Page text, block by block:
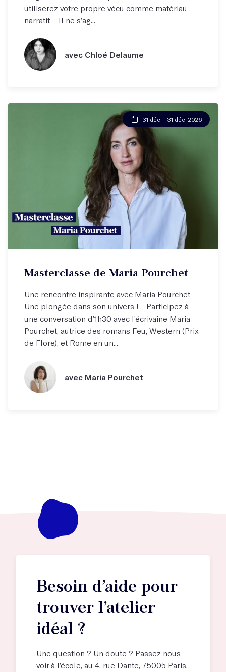
utiliserez votre propre vécu comme matériau
narratif. - Il ne s’ag...
avec Chloé Delaume
31 déc. - 31 déc. 2026
Masterclasse de Maria Pourchet
Une rencontre inspirante avec Maria Pourchet -
Une plongée dans son univers ! - Participez à
une conversation d’1h30 avec l’écrivaine Maria
Pourchet, autrice des romans Feu, Western (Prix
de Flore), et Rome en un...
avec Maria Pourchet
Besoin d’aide pour
trouver l’atelier
idéal ?
Une question ? Un doute ? Passez nous
voir à l’école, au 4, rue Dante, 75005 Paris.